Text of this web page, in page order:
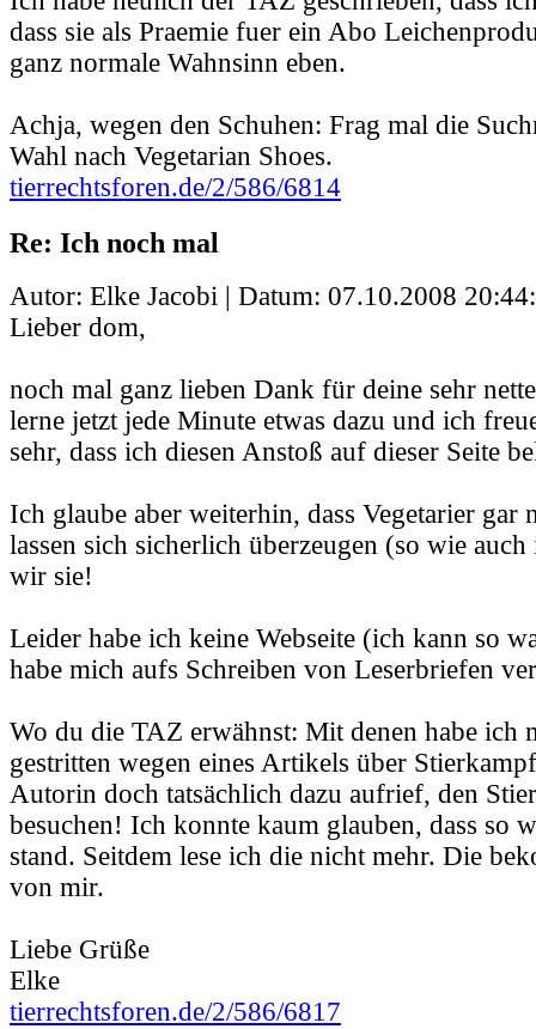
dass sie als Praemie fuer ein Abo
ganz normale Wahnsinn eben.
Achja, wegen den Schuhen: Frag mal die
Wahl nach Vegetarian Shoes.
tierrechtsforen.de/2/586/6814
Re: Ich noch mal
Autor: Elke Jacobi | Datum: 07.10.2008
Lieber dom,
noch mal ganz lieben Dank für deine sehr
lerne jetzt jede Minute etwas dazu und ich
sehr, dass ich diesen Anstoß auf dieser Seite
Ich glaube aber weiterhin, dass Vegetarier gar
lassen sich sicherlich überzeugen (so wie
wir sie!
Leider habe ich keine Webseite (ich kann so
habe mich aufs Schreiben von Leserbriefen
Wo du die TAZ erwähnst: Mit denen habe ich
gestritten wegen eines Artikels über
Autorin doch tatsächlich dazu aufrief, den
besuchen! Ich konnte kaum glauben, dass so
stand. Seitdem lese ich die nicht mehr. Die
von mir.
Liebe Grüße
Elke
tierrechtsforen.de/2/586/6817